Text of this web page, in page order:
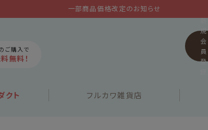
一部商品価格改定のお知らせ
ご購入で
無料！
クト フルカワ雑貨店
新
規
会
員
登